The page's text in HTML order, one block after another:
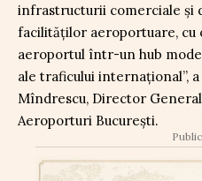
infrastructurii comerciale și
facilităților aeroportuare, cu
aeroportul într-un hub
ale traficului internațional”,
Mîndrescu, Director
Aeroporturi București.